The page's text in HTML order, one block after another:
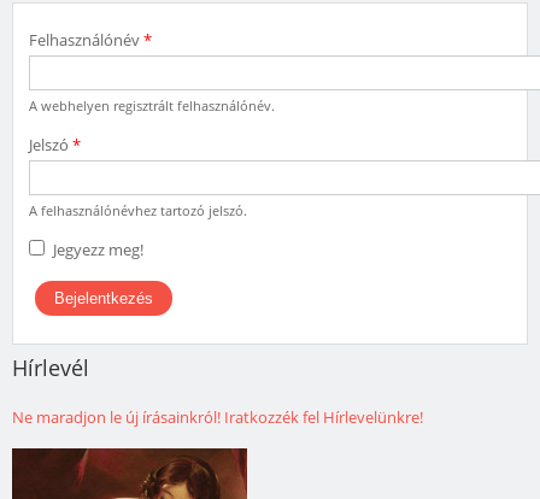
Felhasználónév*
A webhelyen regisztrált felhasználónév.
Jelszó *
A felhasználónévhez tartozó jelszó.
Jegyezz meg!
Hírlevél
Ne maradjon le új írásainkról! Iratkozzék fel Hírlevelünkre!